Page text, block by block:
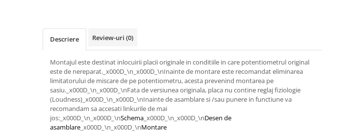
Osciloscoape ROHDE & SCHWARZ
Osciloscoape TELEDYNE LECROY
Osciloscoape UNI-T
Descriere Review-uri (0)
Montajul este destinat inlocuirii placii originale in conditiile in care potentiometrul original
este de nereparat._x000D_\n_x000D_\nInainte de montare este recomandat eliminarea
limitatorului de miscare de pe potentiometru, acesta prevenind montarea pe
sasiu._x000D_\n_x000D_\nFata de versiunea originala, placa nu contine reglaj fiziologie
(Loudness)_x000D_\n_x000D_\nInainte de asamblare si /sau punere in functiune va
recomandam sa accesati linkurile de mai
jos:_x000D_\n_x000D_\nSchema _x000D_\n_x000D_\nDesen de
asamblare _x000D_\n_x000D_\nMontare